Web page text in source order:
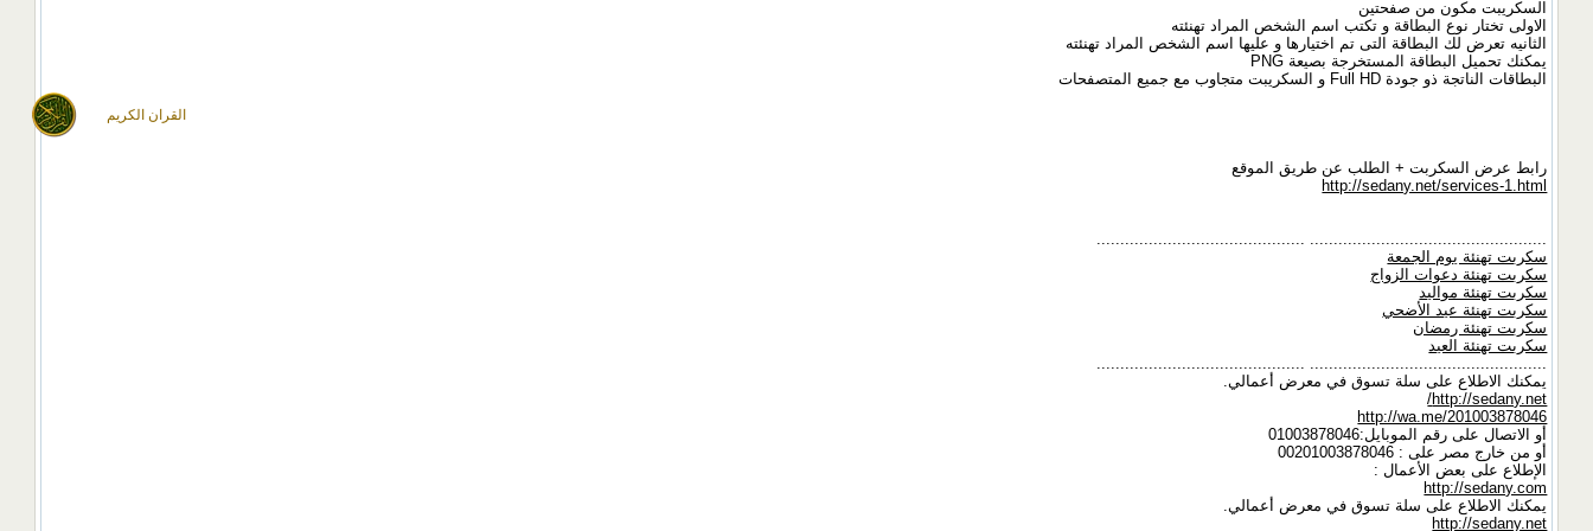
القران الكريم
السكريبت مكون من صفحتين
الاولى تختار نوع البطاقة و تكتب اسم الشخص المراد تهنئته
الثانيه تعرض لك البطاقة التى تم اختيارها و عليها اسم الشخص المراد تهنئته
يمكنك تحميل البطاقة المستخرجة بصيعة PNG
البطاقات الناتجة ذو جودة Full HD و السكريبت متجاوب مع جميع المتصفحات
رابط عرض السكربت + الطلب عن طريق الموقع
http://sedany.net/services-1.html
.................................................. ............................................
سكربت تهنئة يوم الجمعة
سكربت تهنئة دعوات الزواج
سكربت تهنئة مواليد
سكربت تهنئة عيد الأضحي
سكربت تهنئة رمضان
سكربت تهنئة العيد
.................................................. ............................................
يمكنك الاطلاع على سلة تسوق في معرض أعمالي.
http://sedany.net/
http://wa.me/201003878046
أو الاتصال على رقم الموبايل:01003878046
أو من خارج مصر على : 00201003878046
الإطلاع على بعض الأعمال :
http://sedany.com
يمكنك الاطلاع على سلة تسوق في معرض أعمالي.
http://sedany.net